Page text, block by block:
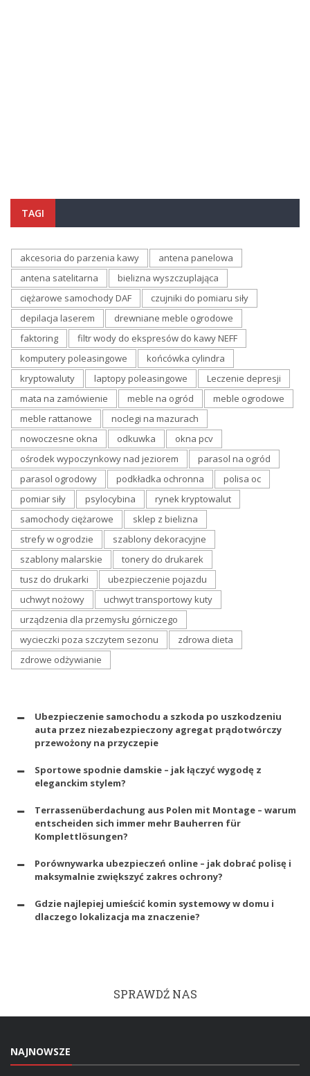
TAGI
akcesoria do parzenia kawy
antena panelowa
antena satelitarna
bielizna wyszczuplająca
ciężarowe samochody DAF
czujniki do pomiaru siły
depilacja laserem
drewniane meble ogrodowe
faktoring
filtr wody do ekspresów do kawy NEFF
komputery poleasingowe
końcówka cylindra
kryptowaluty
laptopy poleasingowe
Leczenie depresji
mata na zamówienie
meble na ogród
meble ogrodowe
meble rattanowe
noclegi na mazurach
nowoczesne okna
odkuwka
okna pcv
ośrodek wypoczynkowy nad jeziorem
parasol na ogród
parasol ogrodowy
podkładka ochronna
polisa oc
pomiar siły
psylocybina
rynek kryptowalut
samochody ciężarowe
sklep z bielizna
strefy w ogrodzie
szablony dekoracyjne
szablony malarskie
tonery do drukarek
tusz do drukarki
ubezpieczenie pojazdu
uchwyt nożowy
uchwyt transportowy kuty
urządzenia dla przemysłu górniczego
wycieczki poza szczytem sezonu
zdrowa dieta
zdrowe odżywianie
Ubezpieczenie samochodu a szkoda po uszkodzeniu
auta przez niezabezpieczony agregat prądotwórczy
przewożony na przyczepie
Sportowe spodnie damskie – jak łączyć wygodę z
eleganckim stylem?
Terrassenüberdachung aus Polen mit Montage – warum
entscheiden sich immer mehr Bauherren für
Komplettlösungen?
Porównywarka ubezpieczeń online – jak dobrać polisę i
maksymalnie zwiększyć zakres ochrony?
Gdzie najlepiej umieścić komin systemowy w domu i
dlaczego lokalizacja ma znaczenie?
SPRAWDŹ NAS
NAJNOWSZE